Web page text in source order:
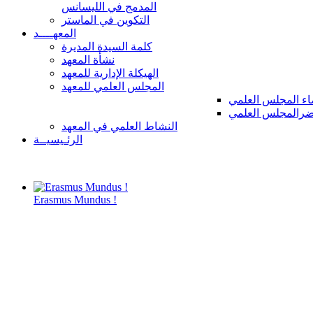
المدمج في الليسانس
التكوين في الماستر
المعهــــد
كلمة السيدة المديرة
نشأة المعهد
الهيكلة الإدارية للمعهد
المجلس العلمي للمعهد
المجلس العلمي
العلمي
النشاط العلمي في المعهد
الرئـيسيــة
Erasmus Mundus !